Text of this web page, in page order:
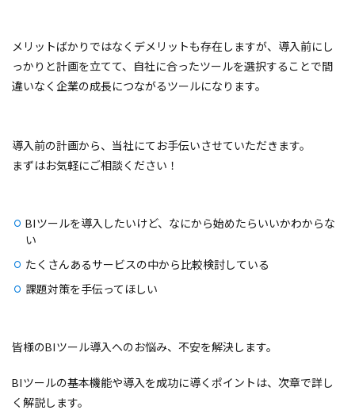
メリットばかりではなくデメリットも存在しますが、導入前にし
っかりと計画を立てて、自社に合ったツールを選択することで間
違いなく企業の成長につながるツールになります。
導入前の計画から、当社にてお手伝いさせていただきます。
まずはお気軽にご相談ください！
BIツールを導入したいけど、なにから始めたらいいかわからな
い
たくさんあるサービスの中から比較検討している
課題対策を手伝ってほしい
皆様のBIツール導入へのお悩み、不安を解決します。
BIツールの基本機能や導入を成功に導くポイントは、次章で詳し
く解説します。